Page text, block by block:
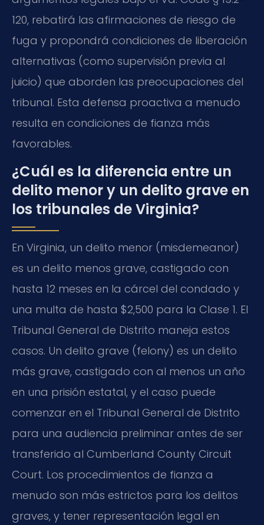
120, rebatirá las afirmaciones de riesgo de
fuga y propondrá condiciones de liberación
alternativas (como supervisión previa al
juicio) que aborden las preocupaciones del
tribunal. Esta defensa proactiva a menudo
resulta en condiciones de fianza más
favorables.
¿Cuál es la diferencia entre un
delito menor y un delito grave en
los tribunales de Virginia?
En Virginia, un delito menor (misdemeanor)
es un delito menos grave, castigado con
hasta 12 meses en la cárcel del condado y
una multa de hasta $2,500 para la Clase 1. El
Tribunal General de Distrito maneja estos
casos. Un delito grave (felony) es un delito
más grave, castigado con al menos un año
en una prisión estatal, y el caso puede
comenzar en el Tribunal General de Distrito
para una audiencia preliminar antes de ser
transferido al Cumberland County Circuit
Court. Los procedimientos de fianza a
menudo son más estrictos para los delitos
graves, y tener representación legal en